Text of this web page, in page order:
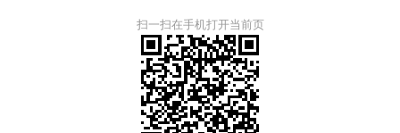
扫一扫在手机打开当前页